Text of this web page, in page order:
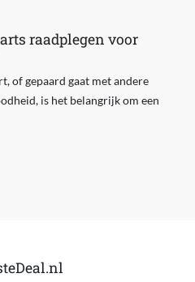
raadplegen voor
of gepaard gaat met andere
is het belangrijk om een